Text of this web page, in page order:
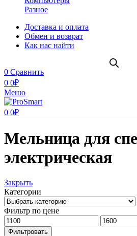
Разное
Доставка и оплата
Обмен и возврат
Как нас найти
0 Сравнить
0 0₽
Меню
0 0₽
Мельница для
электрическая
Закрыть
Категории
Фильтр по цене
Минимальная
цена
цена
Фильтровать